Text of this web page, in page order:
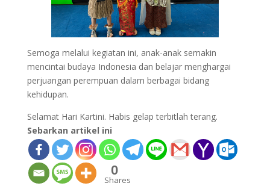
Semoga melalui kegiatan ini, anak-anak semakin
mencintai budaya Indonesia dan belajar menghargai
perjuangan perempuan dalam berbagai bidang
kehidupan.
Selamat Hari Kartini. Habis gelap terbitlah terang.
Sebarkan artikel ini
0
Shares